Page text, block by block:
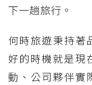
下一趟旅行。
何時旅遊秉持著
好的時機就是現
動、公司夥伴實